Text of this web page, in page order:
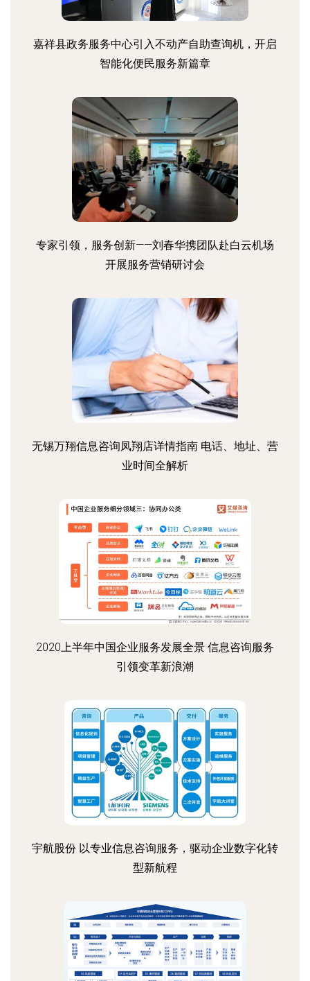
嘉祥县政务服务中心引入不动产自助查询机，开启
智能化便民服务新篇章
专家引领，服务创新——刘春华携团队赴白云机场
开展服务营销研讨会
无锡万翔信息咨询凤翔店详情指南 电话、地址、营
业时间全解析
2020上半年中国企业服务发展全景 信息咨询服务
引领变革新浪潮
宇航股份 以专业信息咨询服务，驱动企业数字化转
型新航程